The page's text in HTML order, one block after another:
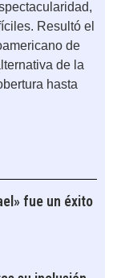
Resultó el
de
de la
hasta
fue un éxito